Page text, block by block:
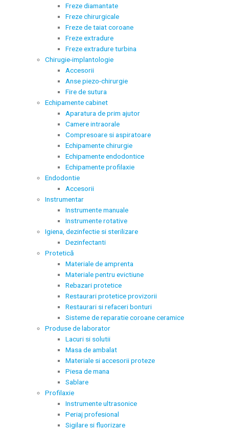
Freze diamantate
Freze chirurgicale
Freze de taiat coroane
Freze extradure
Freze extradure turbina
Chirugie-implantologie
Accesorii
Anse piezo-chirurgie
Fire de sutura
Echipamente cabinet
Aparatura de prim ajutor
Camere intraorale
Compresoare si aspiratoare
Echipamente chirurgie
Echipamente endodontice
Echipamente profilaxie
Endodontie
Accesorii
Instrumentar
Instrumente manuale
Instrumente rotative
Igiena, dezinfectie si sterilizare
Dezinfectanti
Protetică
Materiale de amprenta
Materiale pentru evictiune
Rebazari protetice
Restaurari protetice provizorii
Restaurari si refaceri bonturi
Sisteme de reparatie coroane ceramice
Produse de laborator
Lacuri si solutii
Masa de ambalat
Materiale si accesorii proteze
Piesa de mana
Sablare
Profilaxie
Instrumente ultrasonice
Periaj profesional
Sigilare si fluorizare